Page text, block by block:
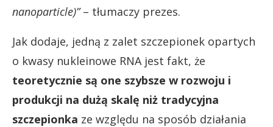
nanoparticle)”– tłumaczy prezes.
Jak dodaje, jedną z zalet szczepionek opartych
o kwasy nukleinowe RNA jest fakt, że
teoretycznie są one szybsze w rozwoju i
produkcji na dużą skalę niż tradycyjna
szczepionka ze względu na sposób działania